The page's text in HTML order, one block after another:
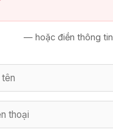
— hoặc điền thông